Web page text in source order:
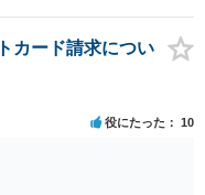
カード請求につい
役にたった 10